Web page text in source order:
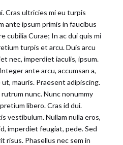
Cras ultricies mi eu turpis
ante ipsum primis in faucibus
cubilia Curae; In ac dui quis mi
turpis et arcu. Duis arcu
nec, imperdiet iaculis, ipsum.
ante arcu, accumsan a,
mauris. Praesent adipiscing.
nunc. Nunc nonummy
libero. Cras id dui.
vestibulum. Nullam nulla eros,
imperdiet feugiat, pede. Sed
risus. Phasellus nec sem in